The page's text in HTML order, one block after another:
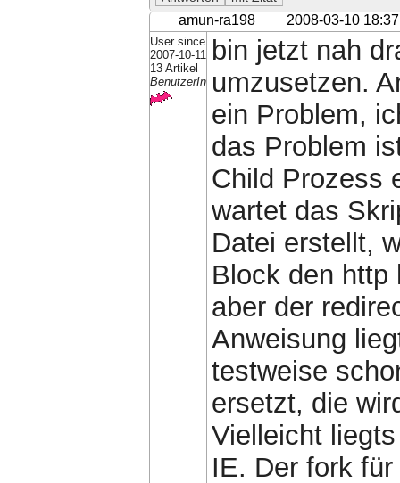
amun-ra198 2008-03-10 18:37
User since
2007-10-11
13 Artikel
BenutzerIn
bin jetzt nah
umzusetzen.
ein Problem,
das Problem
Child Prozess
wartet das
Datei erstellt,
Block den http
aber der
Anweisung
testweise
ersetzt, die
Vielleicht
IE. Der fork